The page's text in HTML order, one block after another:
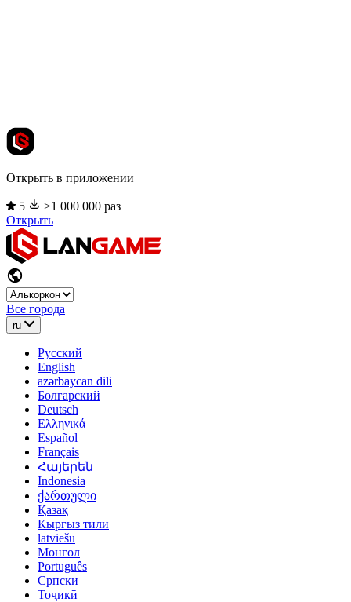
Открыть в приложении
5
>1 000 000 раз
Открыть
Все города
ru
Русский
English
azərbaycan dili
Болгарский
Deutsch
Ελληνικά
Español
Français
Հայերեն
Indonesia
ქართული
Қазақ
Кыргыз тили
latviešu
Монгол
Português
Српски
Тоҷикӣ